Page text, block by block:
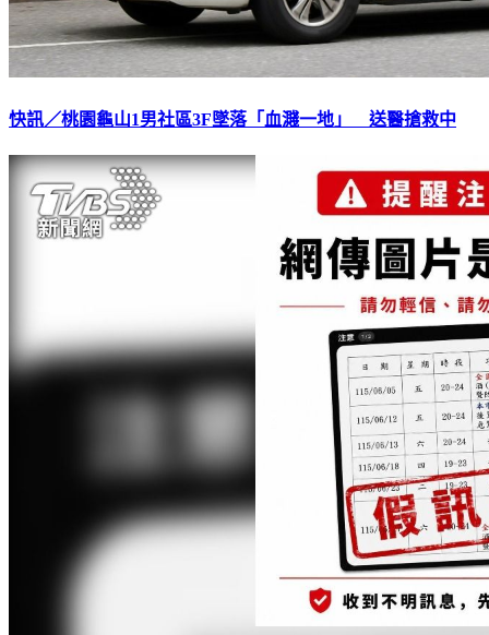
快訊／桃園龜山1男社區3F墜落「血濺一地」 送醫搶救中